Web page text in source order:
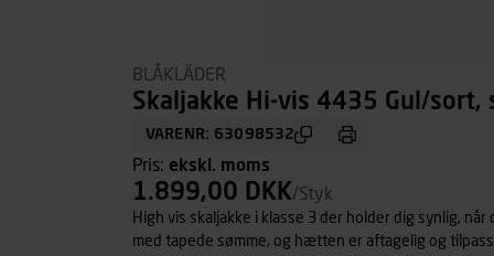
BLÅKLÄDER
Skaljakke Hi-vis 4435 Gul/sort,
VARENR: 63098532
Pris: ekskl. moms
1.899,00 DKK/Styk
High vis skaljakke i klasse 3 der holder dig synlig,
med tapede sømme, og hætten er aftagelig og